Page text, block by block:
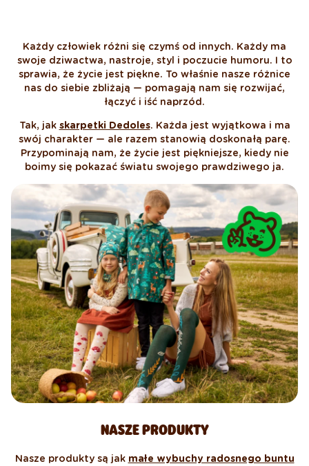
Każdy człowiek różni się czymś od innych. Każdy ma
swoje dziwactwa, nastroje, styl i poczucie humoru. I to
sprawia, że życie jest piękne. To właśnie nasze różnice
nas do siebie zbliżają — pomagają nam się rozwijać,
łączyć i iść naprzód.
Tak, jak skarpetki Dedoles. Każda jest wyjątkowa i ma
swój charakter — ale razem stanowią doskonałą parę.
Przypominają nam, że życie jest piękniejsze, kiedy nie
boimy się pokazać światu swojego prawdziwego ja.
NASZE PRODUKTY
Nasze produkty są jak małe wybuchy radosnego buntu